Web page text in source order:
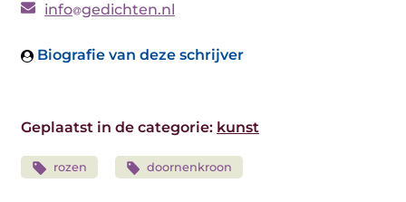
info gedichten.nl
Biografie van deze schrijver
Geplaatst in de categorie: kunst
rozen doornenkroon